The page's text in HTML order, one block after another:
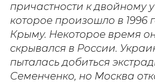
причастности к двойному
которое произошло в 1996
Крыму. Некоторое время
скрывался в России.
пыталась добиться
Семенченко, но Москва